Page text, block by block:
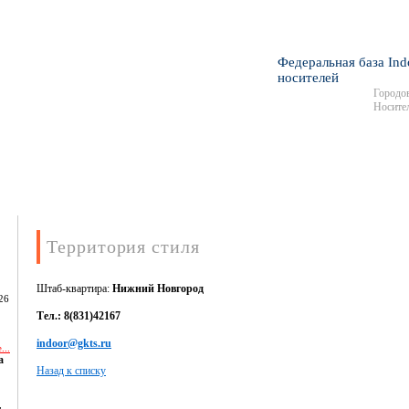
Федеральная база
носителей
Территория стиля
Штаб-квартира: Нижний Новгород
Тел.: 8(831)42167
indoor@gkts.ru
Назад к списку